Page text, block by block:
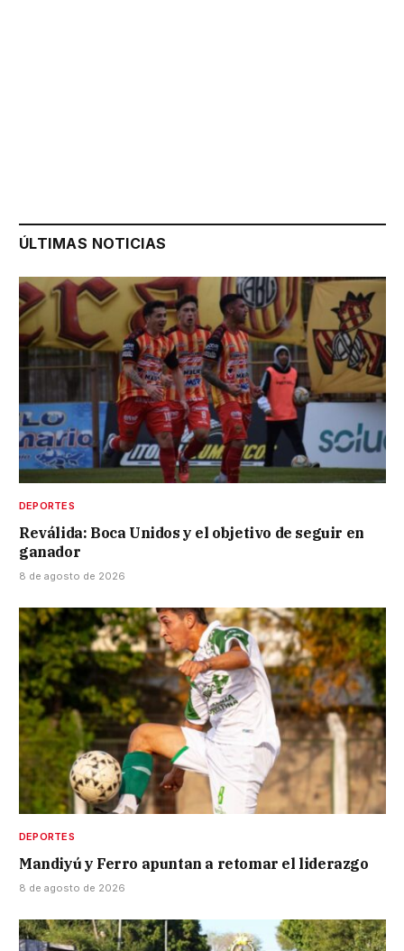
ÚLTIMAS NOTICIAS
DEPORTES
Reválida: Boca Unidos y el objetivo de seguir en
ganador
8 de agosto de 2026
DEPORTES
Mandiyú y Ferro apuntan a retomar el liderazgo
8 de agosto de 2026